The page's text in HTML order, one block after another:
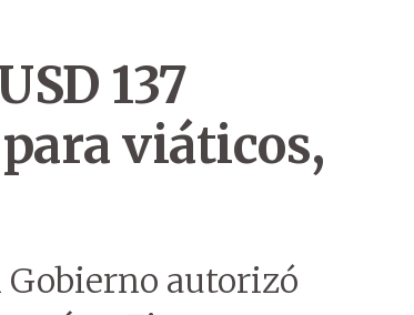
137
viáticos,
Gobierno autorizó